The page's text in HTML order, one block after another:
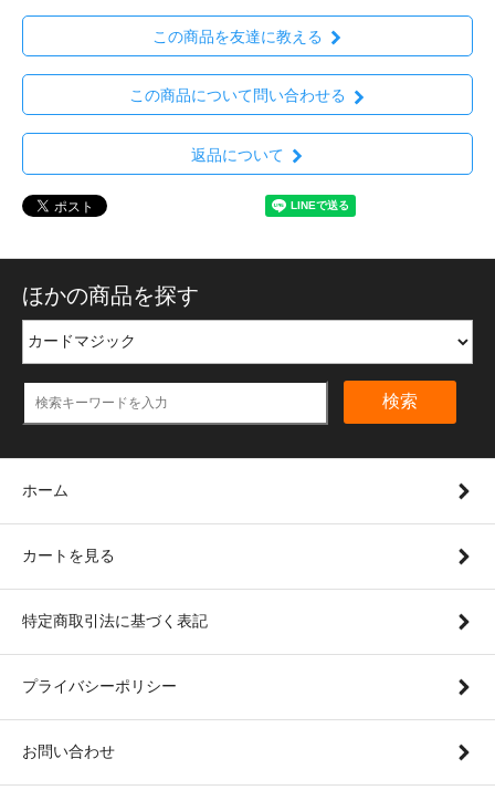
この商品を友達に教える
この商品について問い合わせる
返品について
ほかの商品を探す
検索
ホーム
カートを見る
特定商取引法に基づく表記
プライバシーポリシー
お問い合わせ